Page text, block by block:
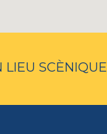
LIEU SCÈNIQUE